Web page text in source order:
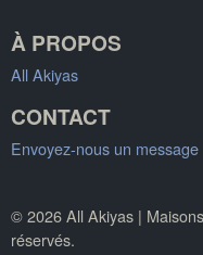
À PROPOS
All Akiyas
CONTACT
Envoyez-nous un message
© 2026 All Akiyas |
réservés.